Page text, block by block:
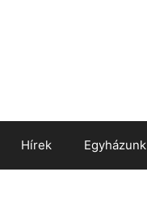
Hírek Egyházunk